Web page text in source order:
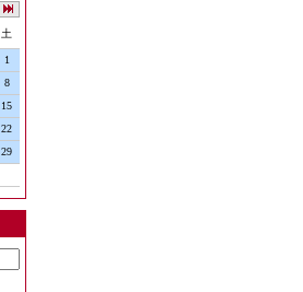
土
1
8
15
22
29